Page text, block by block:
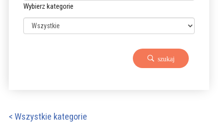
Wybierz kategorie
szukaj
< Wszystkie kategorie